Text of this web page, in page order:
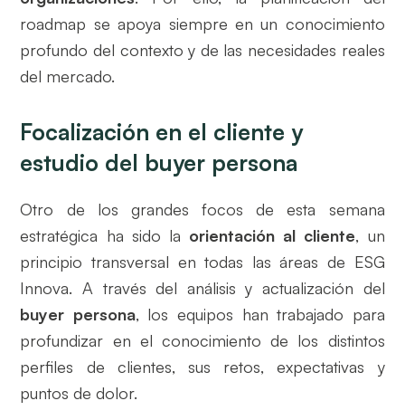
roadmap se apoya siempre en un conocimiento
profundo del contexto y de las necesidades reales
del mercado.
Focalización en el cliente y
estudio del buyer persona
Otro de los grandes focos de esta semana
estratégica ha sido la orientación al cliente, un
principio transversal en todas las áreas de ESG
Innova. A través del análisis y actualización del
buyer persona, los equipos han trabajado para
profundizar en el conocimiento de los distintos
perfiles de clientes, sus retos, expectativas y
puntos de dolor.